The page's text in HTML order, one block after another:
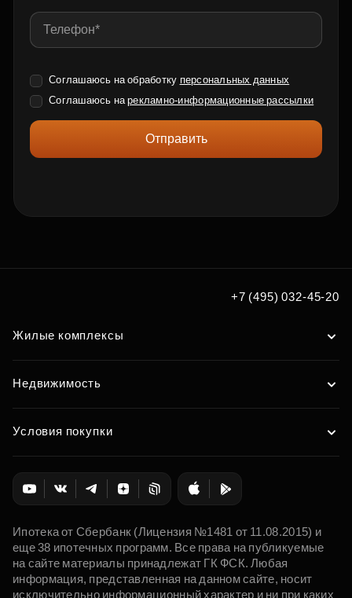
Соглашаюсь на обработку персональных данных
Соглашаюсь нарекламно-информационные рассылки
Отправить
+7 (495) 032-45-20
Жилые комплексы
Недвижимость
Условия покупки
Ипотека от Сбербанк (Лицензия №1481 от 11.08.2015) и
еще 38 ипотечных программ. Все права на публикуемые
на сайте материалы принадлежат ГК ФСК. Любая
информация, представленная на данном сайте, носит
исключительно информационный характер и ни при каких